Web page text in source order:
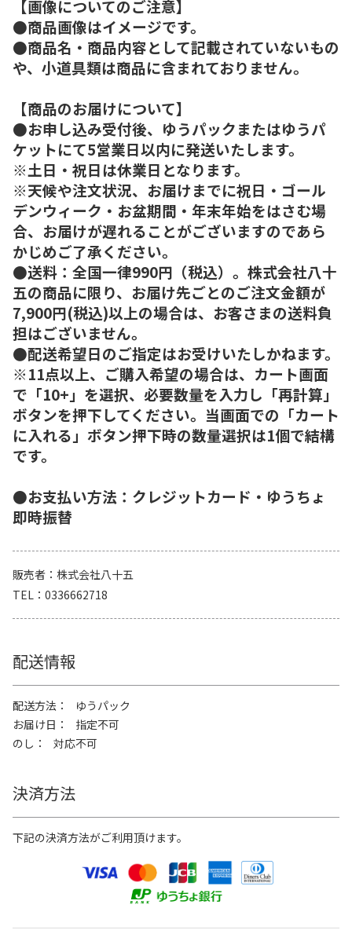
【画像についてのご注意】
●商品画像はイメージです。
●商品名・商品内容として記載されていないもの
や、小道具類は商品に含まれておりません。
【商品のお届けについて】
●お申し込み受付後、ゆうパックまたはゆうパ
ケットにて5営業日以内に発送いたします。
※土日・祝日は休業日となります。
※天候や注文状況、お届けまでに祝日・ゴール
デンウィーク・お盆期間・年末年始をはさむ場
合、お届けが遅れることがございますのであら
かじめご了承ください。
●送料：全国一律990円（税込）。株式会社八十
五の商品に限り、お届け先ごとのご注文金額が
7,900円(税込)以上の場合は、お客さまの送料負
担はございません。
●配送希望日のご指定はお受けいたしかねます。
※11点以上、ご購入希望の場合は、カート画面
で「10+」を選択、必要数量を入力し「再計算」
ボタンを押下してください。当画面での「カート
に入れる」ボタン押下時の数量選択は1個で結構
です。
●お支払い方法：クレジットカード・ゆうちょ
即時振替
販売者
株式会社八十五
TEL
0336662718
配送情報
配送方法
ゆうパック
お届け日
指定不可
のし
対応不可
決済方法
下記の決済方法がご利用頂けます。